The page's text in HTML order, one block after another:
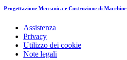
Progettazione Meccanica e Costruzione di Macchine
Assistenza
Privacy
Utilizzo dei cookie
Note legali